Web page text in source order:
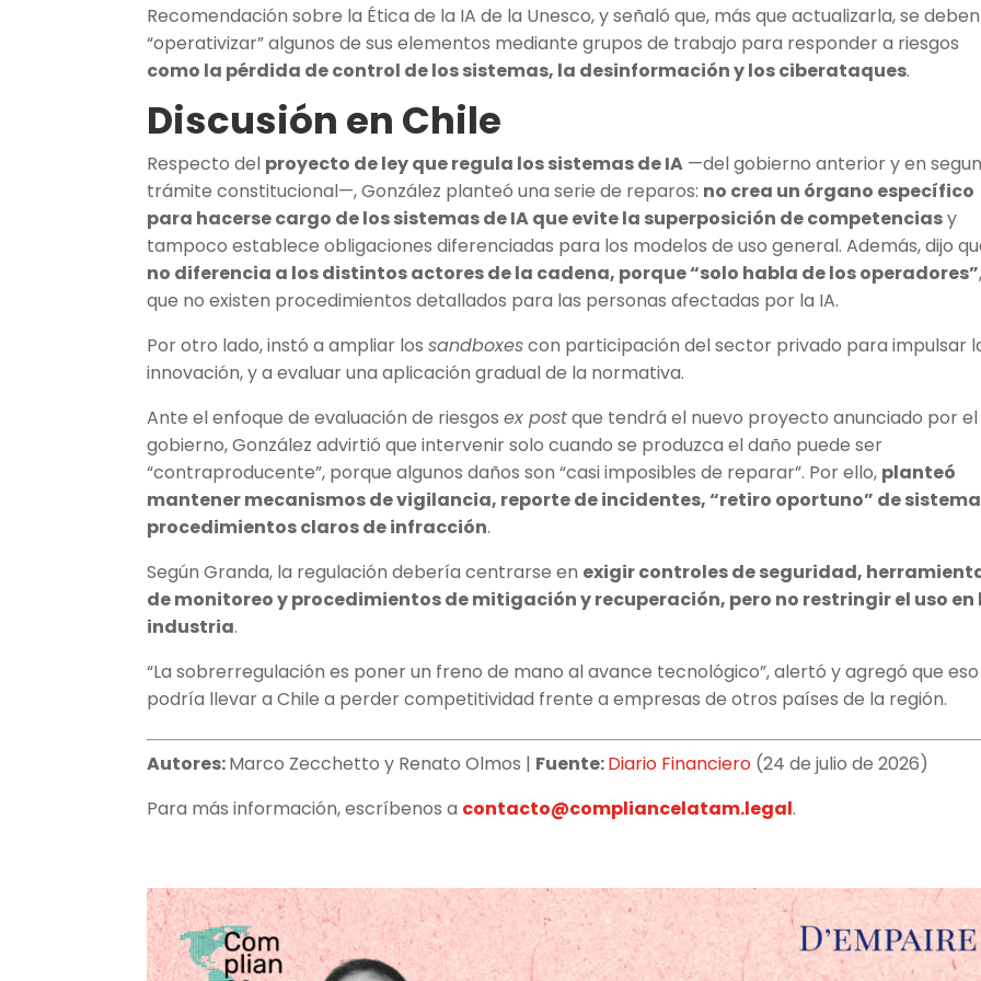
Recomendación sobre la Ética de la IA de la Unesco, y señaló que, más que actualizarla, se deben
“operativizar” algunos de sus elementos mediante grupos de trabajo para responder a riesgos
como la pérdida de control de los sistemas, la desinformación y los ciberataques.
Discusión en Chile
Respecto del proyecto de ley que regula los sistemas de IA —del gobierno anterior y en
trámite constitucional—, González planteó una serie de reparos: no crea un órgano específico
para hacerse cargo de los sistemas de IA que evite la superposición de competenciasy
tampoco establece obligaciones diferenciadas para los modelos de uso general. Además, dijo
no diferencia a los distintos actores de la cadena, porque “solo habla de los operadores”
que no existen procedimientos detallados para las personas afectadas por la IA.
Por otro lado, instó a ampliar lossandboxescon participación del sector privado para impulsar
innovación, y a evaluar una aplicación gradual de la normativa.
Ante el enfoque de evaluación de riesgosex postque tendrá el nuevo proyecto anunciado por el
gobierno, González advirtió que intervenir solo cuando se produzca el daño puede ser
“contraproducente”, porque algunos daños son “casi imposibles de reparar”. Por ello, planteó
mantener mecanismos de vigilancia, reporte de incidentes, “retiro oportuno” de
procedimientos claros de infracción.
Según Granda, la regulación debería centrarse en exigir controles de seguridad,
de monitoreo y procedimientos de mitigación y recuperación, pero no restringir el uso en
industria.
“La sobrerregulación es poner un freno de mano al avance tecnológico”, alertó y agregó que eso
podría llevar a Chile a perder competitividad frente a empresas de otros países de la región.
Autores:Marco Zecchetto y Renato Olmos | Fuente:Diario Financiero (24 de julio de 2026)
Para más información, escríbenos a contacto@compliancelatam.legal.